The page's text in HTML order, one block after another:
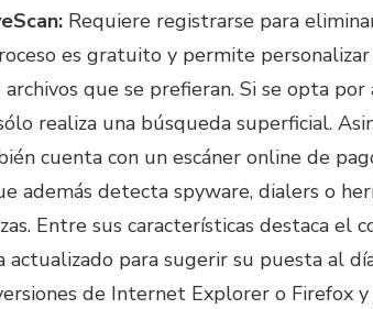
Requiere registrarse para
es gratuito y permite
que se prefieran. Si se opta
realiza una búsqueda superficial.
cuenta con un escáner online de
además detecta spyware, dialers o
Entre sus características destaca el
actualizado para sugerir su puesta al
de Internet Explorer o Firefox